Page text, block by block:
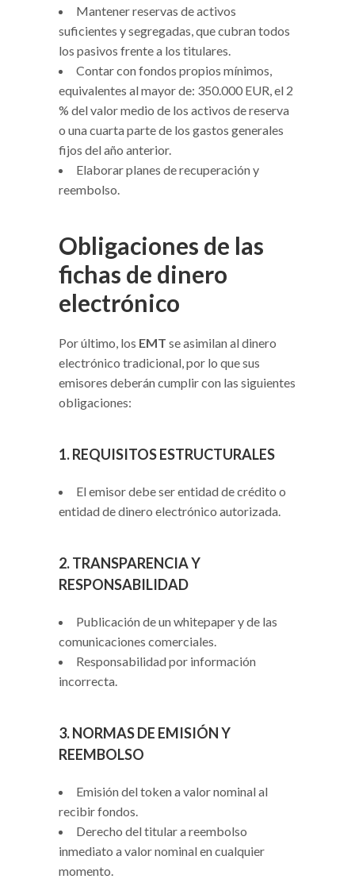
Mantener reservas de activos
suficientes y segregadas, que cubran todos
los pasivos frente a los titulares.
Contar con fondos propios mínimos,
equivalentes al mayor de: 350.000 EUR, el 2
% del valor medio de los activos de reserva
o una cuarta parte de los gastos generales
fijos del año anterior.
Elaborar planes de recuperación y
reembolso.
Obligaciones de las
fichas de dinero
electrónico
Por último, los EMT se asimilan al dinero
electrónico tradicional, por lo que sus
emisores deberán cumplir con las siguientes
obligaciones:
1. REQUISITOS ESTRUCTURALES
El emisor debe ser entidad de crédito o
entidad de dinero electrónico autorizada.
2. TRANSPARENCIA Y
RESPONSABILIDAD
Publicación de un whitepaper y de las
comunicaciones comerciales.
Responsabilidad por información
incorrecta.
3. NORMAS DE EMISIÓN Y
REEMBOLSO
Emisión del token a valor nominal al
recibir fondos.
Derecho del titular a reembolso
inmediato a valor nominal en cualquier
momento.